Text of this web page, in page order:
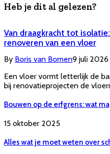
Heb je dit al gelezen?
Van draagkracht tot
renoveren van een vloer
By Boris van Bomen9 juli 2026
Een vloer vormt letterlijk de
bij renovatieprojecten de
Bouwen op de erfgrens: wat
15 oktober 2025
Alles wat je moet weten over